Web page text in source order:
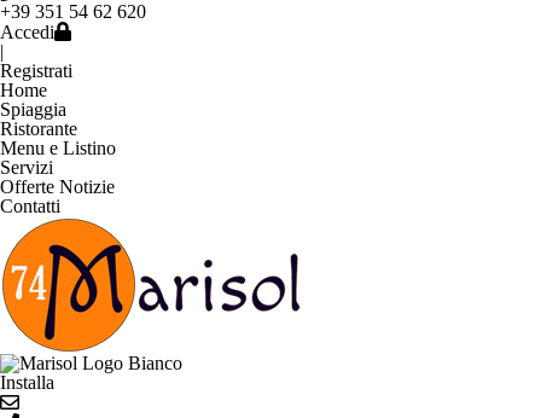
+39 351 54 62 620
Accedi
|
Registrati
Home
Spiaggia
Ristorante
Menu e Listino
Servizi
Offerte Notizie
Contatti
Installa